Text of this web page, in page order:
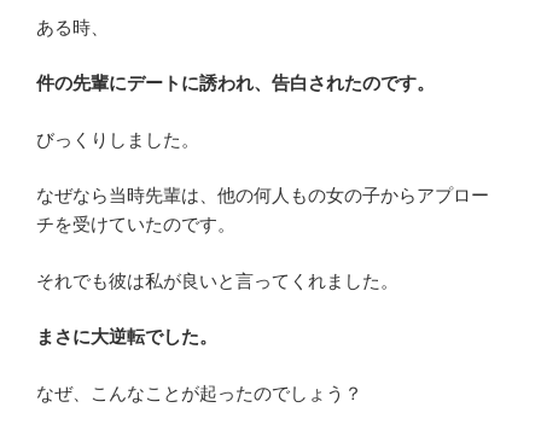
ある時、
件の先輩にデートに誘われ、告白されたのです。
びっくりしました。
なぜなら当時先輩は、他の何人もの女の子からアプロー
チを受けていたのです。
それでも彼は私が良いと言ってくれました。
まさに大逆転でした。
なぜ、こんなことが起ったのでしょう？